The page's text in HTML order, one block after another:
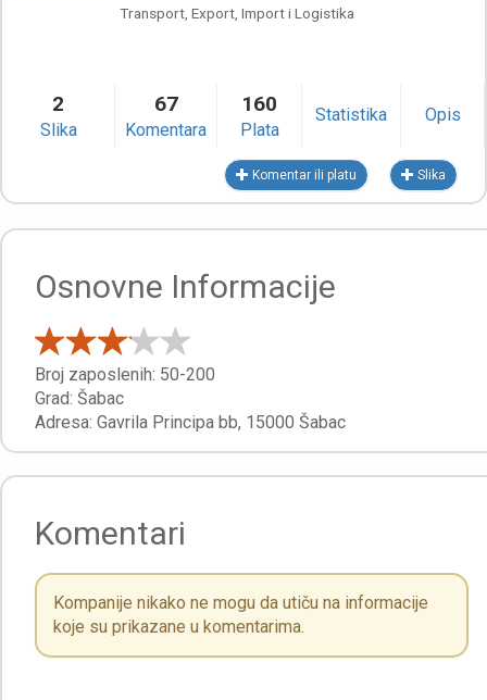
Transport, Export, Import i Logistika
2
Slika
67
Komentara
160
Plata
Statistika Opis
Komentar ili platu Slika
Osnovne Informacije
Broj zaposlenih: 50-200
Grad: Šabac
Adresa: Gavrila Principa bb, 15000 Šabac
Komentari
Kompanije nikako ne mogu da utiču na informacije
koje su prikazane u komentarima.